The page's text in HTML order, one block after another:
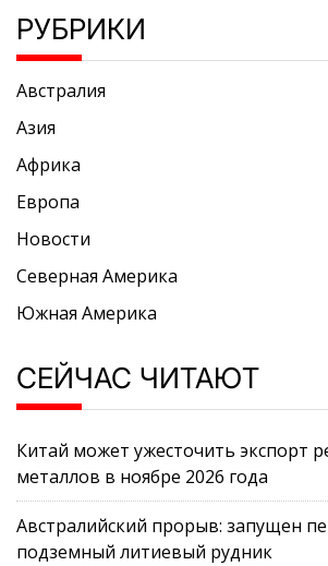
РУБРИКИ
Австралия
Азия
Африка
Европа
Новости
Северная Америка
Южная Америка
СЕЙЧАС ЧИТАЮТ
Китай может ужесточить экспорт
металлов в ноябре 2026 года
Австралийский прорыв: запущен
подземный литиевый рудник